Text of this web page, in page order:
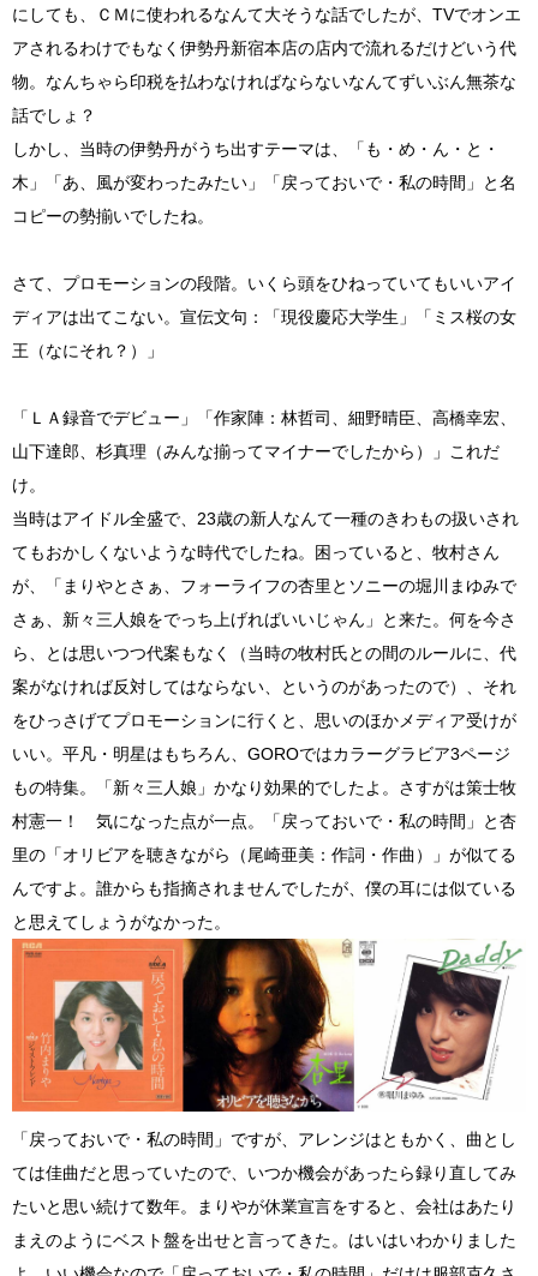
にしても、ＣＭに使われるなんて大そうな話でしたが、TVでオンエ
アされるわけでもなく伊勢丹新宿本店の店内で流れるだけどいう代
物。なんちゃら印税を払わなければならないなんてずいぶん無茶な
話でしょ？
しかし、当時の伊勢丹がうち出すテーマは、「も・め・ん・と・
木」「あ、風が変わったみたい」「戻っておいで・私の時間」と名
コピーの勢揃いでしたね。
さて、プロモーションの段階。いくら頭をひねっていてもいいアイ
ディアは出てこない。宣伝文句：「現役慶応大学生」「ミス桜の女
王（なにそれ？）」
「ＬＡ録音でデビュー」「作家陣：林哲司、細野晴臣、高橋幸宏、
山下達郎、杉真理（みんな揃ってマイナーでしたから）」これだ
け。
当時はアイドル全盛で、23歳の新人なんて一種のきわもの扱いされ
てもおかしくないような時代でしたね。困っていると、牧村さん
が、「まりやとさぁ、フォーライフの杏里とソニーの堀川まゆみで
さぁ、新々三人娘をでっち上げればいいじゃん」と来た。何を今さ
ら、とは思いつつ代案もなく（当時の牧村氏との間のルールに、代
案がなければ反対してはならない、というのがあったので）、それ
をひっさげてプロモーションに行くと、思いのほかメディア受けが
いい。平凡・明星はもちろん、GOROではカラーグラビア3ページ
もの特集。「新々三人娘」かなり効果的でしたよ。さすがは策士牧
村憲一！ 気になった点が一点。「戻っておいで・私の時間」と杏
里の「オリビアを聴きながら（尾崎亜美：作詞・作曲）」が似てる
んですよ。誰からも指摘されませんでしたが、僕の耳には似ている
と思えてしょうがなかった。
「戻っておいで・私の時間」ですが、アレンジはともかく、曲とし
ては佳曲だと思っていたので、いつか機会があったら録り直してみ
たいと思い続けて数年。まりやが休業宣言をすると、会社はあたり
まえのようにベスト盤を出せと言ってきた。はいはいわかりました